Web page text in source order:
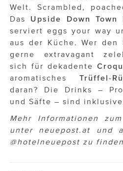
Welt. Scrambled,
Das Upside Down
serviert eggs your way
aus der Küche. Wer den
gerne extravagant
sich für dekadente
aromatisches Trüffel-
daran? Die Drinks –
und Säfte – sind
Mehr Informationen
unter neuepost.at und
@hotelneuepost zu